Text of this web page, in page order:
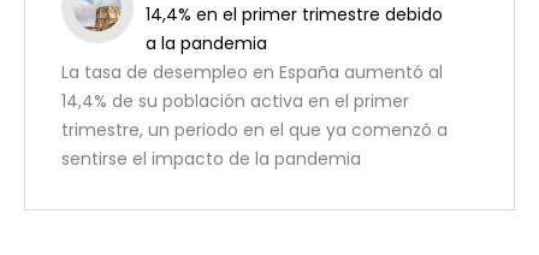
14,4% en el primer trimestre debido
a la pandemia
La tasa de desempleo en España aumentó al
14,4% de su población activa en el primer
trimestre, un periodo en el que ya comenzó a
sentirse el impacto de la pandemia